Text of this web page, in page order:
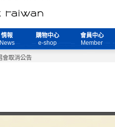
情報
News
購物中心
e-shop
會員中心
Member